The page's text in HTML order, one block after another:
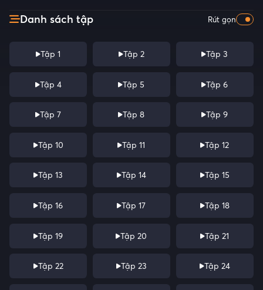
đình Tuazon trong cái chết của cha, anh trai và chị dâu mình.
Danh sách tập Rút gọn
Tập 1 Tập 2 Tập 3
Tập 4 Tập 5 Tập 6
Tập 7 Tập 8 Tập 9
Tập 10 Tập 11 Tập 12
Tập 13 Tập 14 Tập 15
Tập 16 Tập 17 Tập 18
Tập 19 Tập 20 Tập 21
Tập 22 Tập 23 Tập 24